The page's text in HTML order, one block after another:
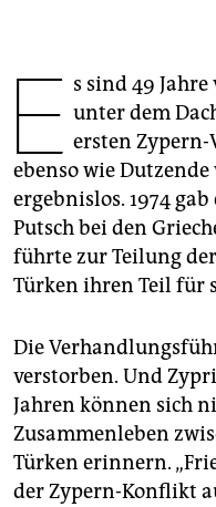
unterstützen
abo
genossenschaft
epaper login
E s sind 49
unter dem
ersten Zypern-
ebenso wie Dutzende
ergebnislos. 1974
Putsch bei den
führte zur Teilung
Türken ihren Teil für
Die
verstorben. Und
Jahren können sich
Zusammenleben
Türken erinnern.
der Zypern-Konflikt